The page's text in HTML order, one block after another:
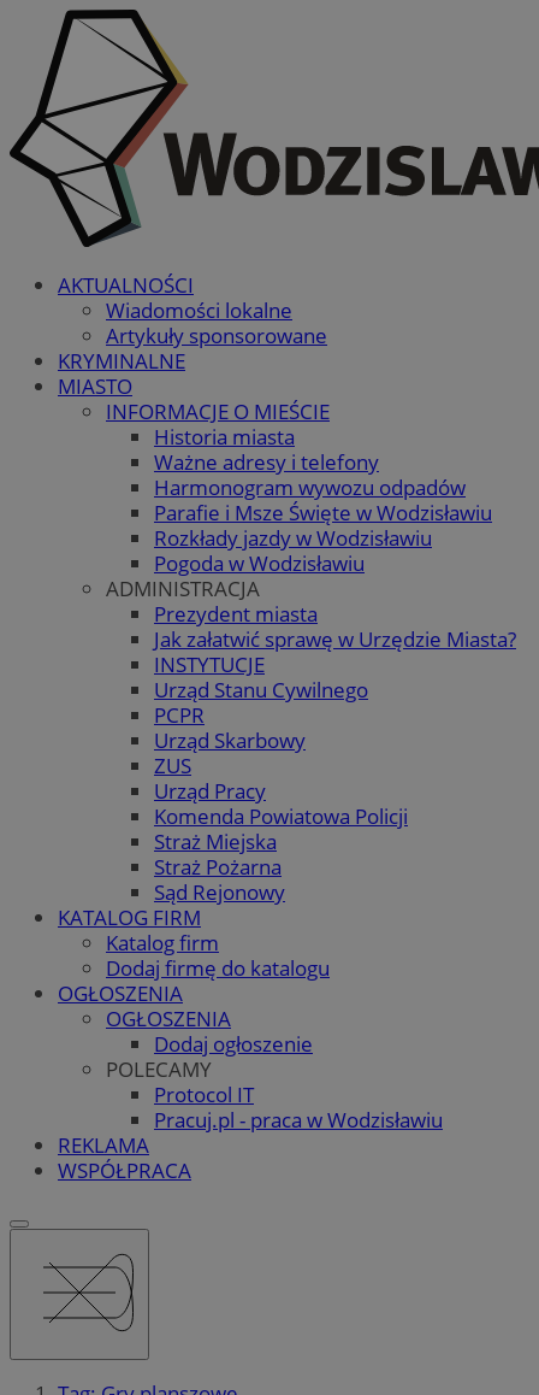
AKTUALNOŚCI
Wiadomości lokalne
Artykuły sponsorowane
KRYMINALNE
MIASTO
INFORMACJE O MIEŚCIE
Historia miasta
Ważne adresy i telefony
Harmonogram wywozu odpadów
Parafie i Msze Święte w Wodzisławiu
Rozkłady jazdy w Wodzisławiu
Pogoda w Wodzisławiu
ADMINISTRACJA
Prezydent miasta
Jak załatwić sprawę w Urzędzie Miasta?
INSTYTUCJE
Urząd Stanu Cywilnego
PCPR
Urząd Skarbowy
ZUS
Urząd Pracy
Komenda Powiatowa Policji
Straż Miejska
Straż Pożarna
Sąd Rejonowy
KATALOG FIRM
Katalog firm
Dodaj firmę do katalogu
OGŁOSZENIA
OGŁOSZENIA
Dodaj ogłoszenie
POLECAMY
Protocol IT
Pracuj.pl - praca w Wodzisławiu
REKLAMA
WSPÓŁPRACA